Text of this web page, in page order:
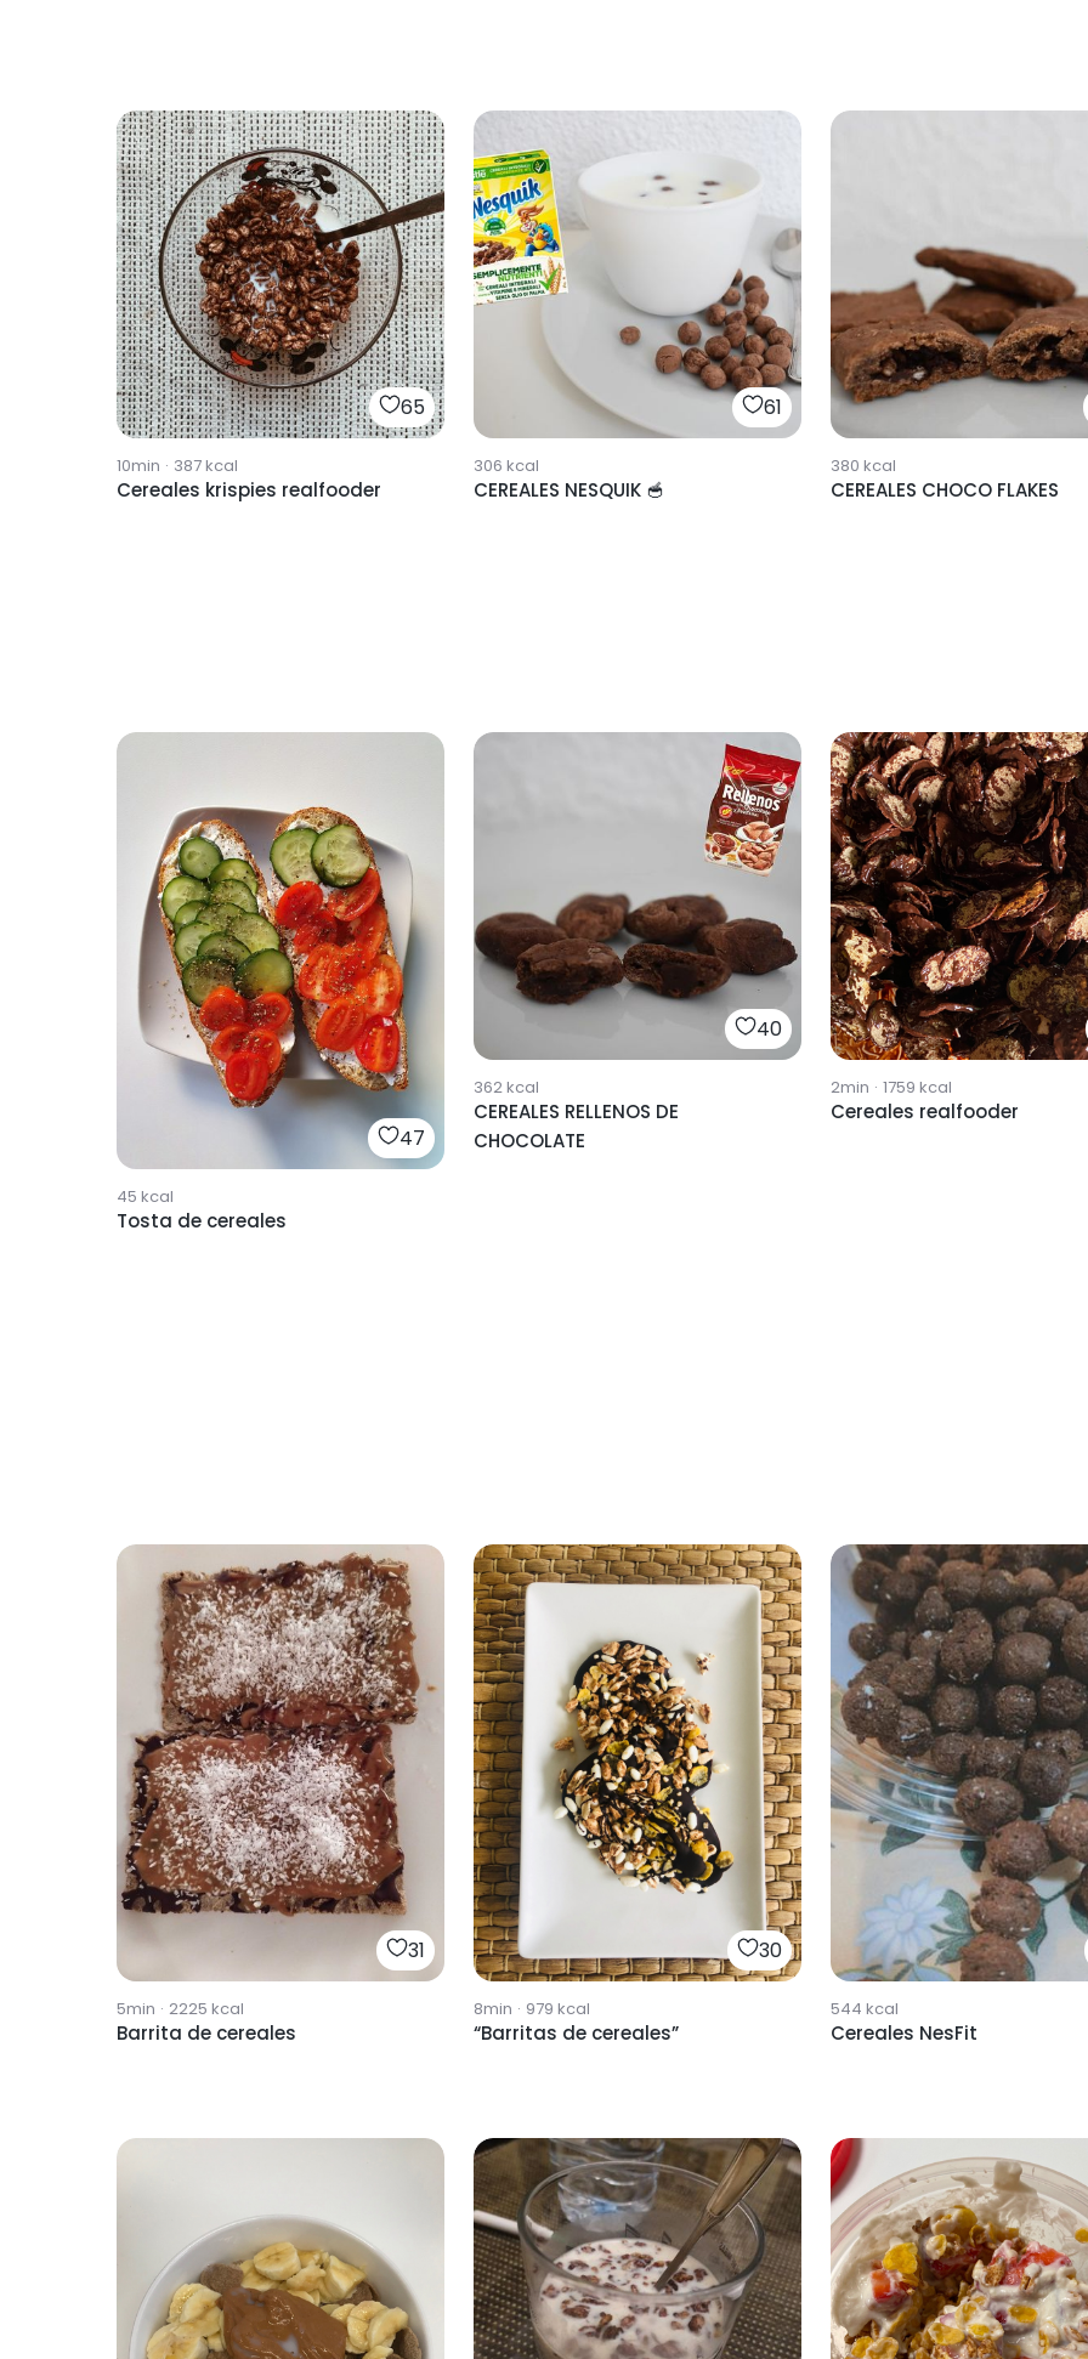
65
10min · 387kcal
Cereales krispies realfooder
61
306 kcal
CEREALES NESQUIK 🥣
380 kcal
CEREALES CHOCO FLAKES
47
45 kcal
Tosta de cereales
40
362kcal
CEREALES RELLENOS DE
CHOCOLATE
2min · 1759 kcal
Cereales realfooder
31
5min · 2225 kcal
Barrita de cereales
30
8min · 979 kcal
“Barritas de cereales”
544 kcal
Cereales NesFit